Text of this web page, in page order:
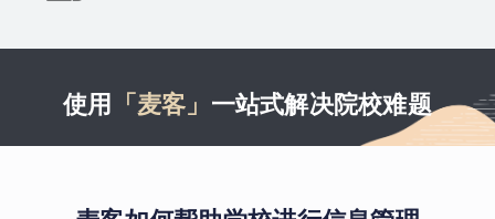
使用 「麦客」 一站式解决院校难题